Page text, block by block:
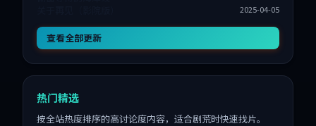
2025-04-05
查看全部更新
热门精选
按全站热度排序的高讨论度内容，适合剧荒时快速找片。